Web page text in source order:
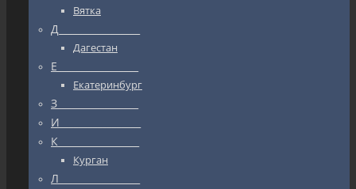
Вятка
Д_________________
Дагестан
Е_________________
Екатеринбург
З_________________
И_________________
К_________________
Курган
Л_________________